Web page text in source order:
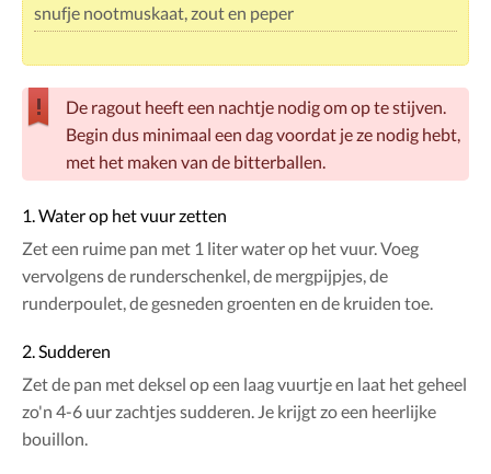
snufje nootmuskaat, zout en peper
De ragout heeft een nachtje nodig om op te stijven.
Begin dus minimaal een dag voordat je ze nodig hebt,
met het maken van de bitterballen.
1. Water op het vuur zetten
Zet een ruime pan met 1 liter water op het vuur. Voeg
vervolgens de runderschenkel, de mergpijpjes, de
runderpoulet, de gesneden groenten en de kruiden toe.
2. Sudderen
Zet de pan met deksel op een laag vuurtje en laat het geheel
zo'n 4-6 uur zachtjes sudderen. Je krijgt zo een heerlijke
bouillon.